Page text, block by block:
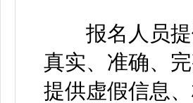
报名人员提
真实、准确、
提供虚假信息